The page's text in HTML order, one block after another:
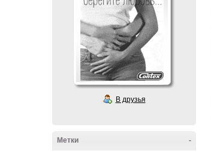
В друзья
-
Метки